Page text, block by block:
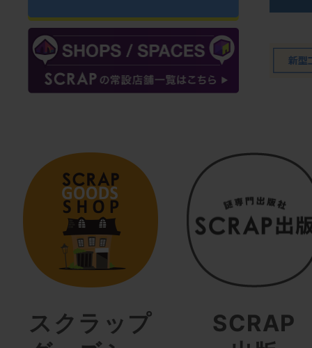
スクラップ
SCRAP